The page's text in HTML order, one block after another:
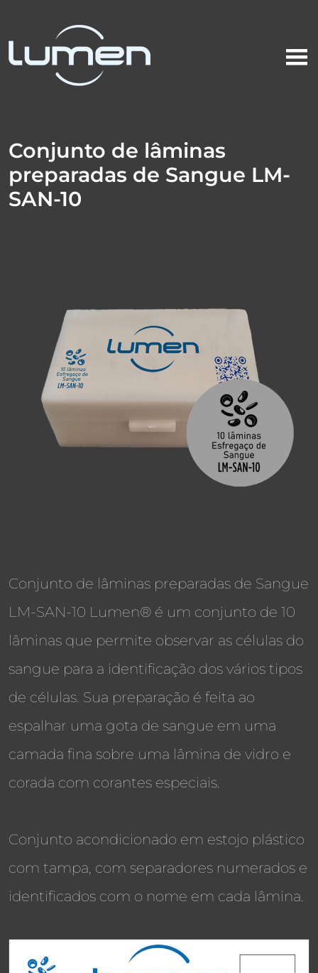
Conjunto de lâminas
preparadas de Sangue LM-
SAN-10
Conjunto de lâminas preparadas de Sangue
LM-SAN-10 Lumen® é um conjunto de 10
lâminas que permite observar as células do
sangue para a identificação dos vários tipos
de células. Sua preparação é feita ao
espalhar uma gota de sangue em uma
camada fina sobre uma lâmina de vidro e
corada com corantes especiais.
Conjunto acondicionado em estojo plástico
com tampa, com separadores numerados e
identificados com o nome em cada lâmina.